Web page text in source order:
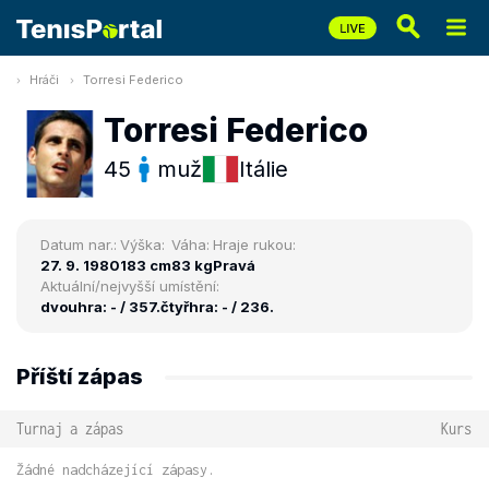
Hráči Torresi Federico
Torresi Federico
45 muž Itálie
Datum nar.:
27. 9. 1980
Výška:
183 cm
Váha:
83 kg
Hraje rukou:
Pravá
Aktuální/nejvyšší umístění:
dvouhra: - / 357.čtyřhra: - / 236.
Příští zápas
Turnaj a zápas Kurs
Žádné nadcházející zápasy.